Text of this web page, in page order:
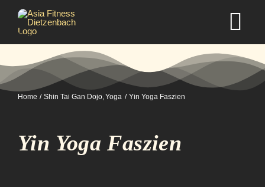
Inhalt
springen
Home Shin Tai Gan Dojo Yoga Yin Yoga Faszien
Yin Yoga Faszien